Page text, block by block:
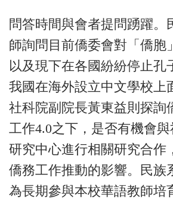
問答時間與會者提問踴躍。
師詢問目前僑委會對「僑胞
以及現下在各國紛紛停止孔
我國在海外設立中文學校上
社科院副院長黃東益則探詢
工作4.0之下，是否有機會
研究中心進行相關研究合作
僑務工作推動的影響。民族
為長期參與本校華語教師培